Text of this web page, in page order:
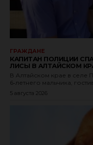
ГРАЖДАНЕ
КАПИТАН ПОЛИЦИИ
ЛИСЫ В АЛТАЙСКОМ
В Алтайском крае в селе
6‑летнего мальчика,
5 августа 2026